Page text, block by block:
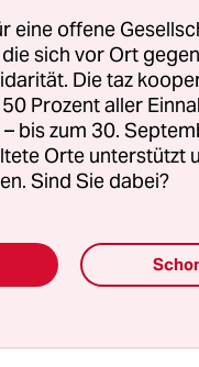
des Runden
„Gemeinsam
für einen
eine offene
sich vor Ort
Die taz
Prozent aller
bis zum 30.
Orte unterstützt
Sind Sie dabei?